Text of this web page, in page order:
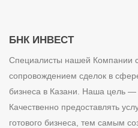
БНК ИНВЕСТ
Специалисты нашей Компании
сопровождением сделок в
бизнеса в Казани. Наша цель
Качественно предоставлять
готового бизнеса, тем самым